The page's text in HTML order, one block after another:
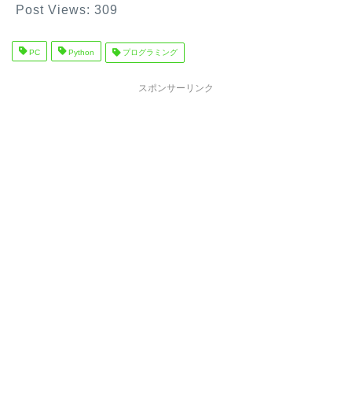
Post Views: 309
PC Python プログラミング
スポンサーリンク